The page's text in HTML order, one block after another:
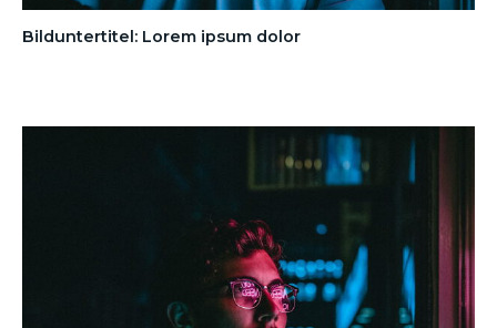
Bilduntertitel: Lorem ipsum dolor